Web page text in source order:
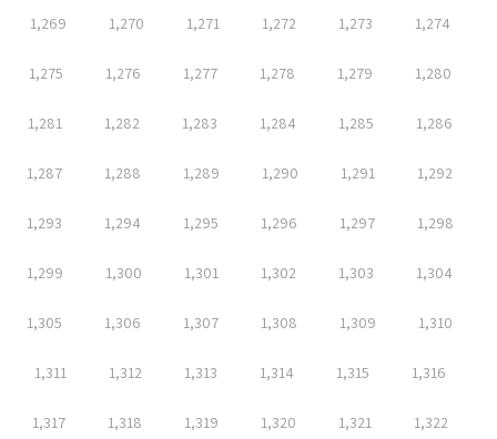
1,269 1,270 1,271 1,272 1,273 1,274
1,275 1,276 1,277 1,278 1,279 1,280
1,281 1,282 1,283 1,284 1,285 1,286
1,287 1,288 1,289 1,290 1,291 1,292
1,293 1,294 1,295 1,296 1,297 1,298
1,299 1,300 1,301 1,302 1,303 1,304
1,305 1,306 1,307 1,308 1,309 1,310
1,311 1,312 1,313 1,314 1,315 1,316
1,317 1,318 1,319 1,320 1,321 1,322